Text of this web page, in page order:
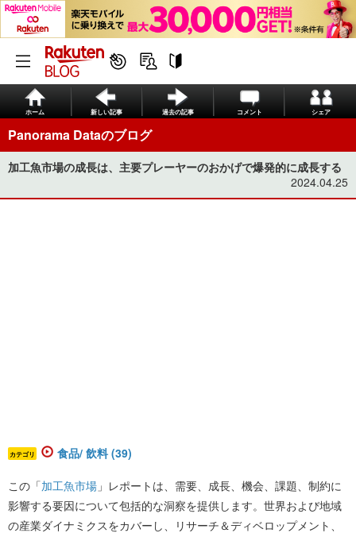
ホーム 新しい記事 過去の記事 コメント シェア
Panorama Dataのブログ
加工魚市場の成長は、主要プレーヤーのおかげで爆発的に成長する
2024.04.25
カテゴリ 食品/ 飲料 (39)
この「加工魚市場 」レポートは、需要、成長、機会、課題、制約に
影響する要因について包括的な洞察を提供します。世界および地域
の産業ダイナミクスをカバーし、リサーチ＆ディベロップメント、